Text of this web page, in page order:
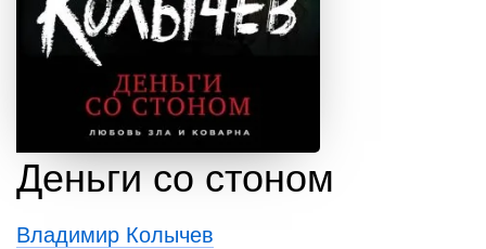
Деньги со стоном
Владимир Колычев